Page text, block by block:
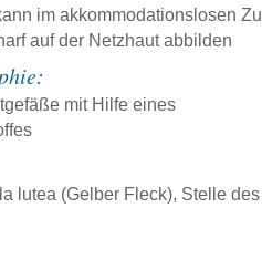
im akkommodationslosen
auf der Netzhaut abbilden
mit Hilfe eines
lutea (Gelber Fleck), Stelle des